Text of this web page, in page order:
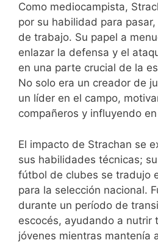
Como mediocampista,
por su habilidad para
de trabajo. Su papel a
enlazar la defensa y el
en una parte crucial de la
No solo era un creador de
un líder en el campo,
compañeros y influyendo
El impacto de Strachan se
sus habilidades técnicas;
fútbol de clubes se tradujo
para la selección nacional.
durante un período de
escocés, ayudando a nutrir
jóvenes mientras mantenía